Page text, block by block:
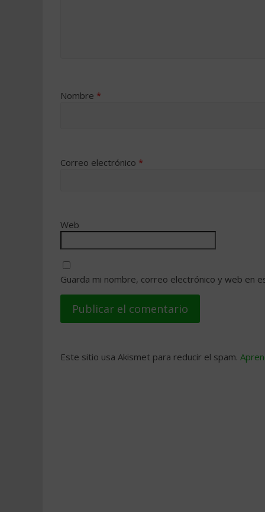
Nombre *
Correo electrónico *
Web
Guarda mi nombre, correo electrónico y web en
Este sitio usa Akismet para reducir el spam.